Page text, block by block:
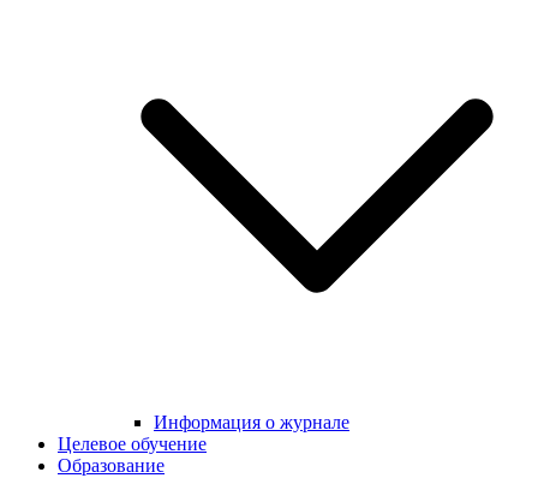
Информация о журнале
Целевое обучение
Образование